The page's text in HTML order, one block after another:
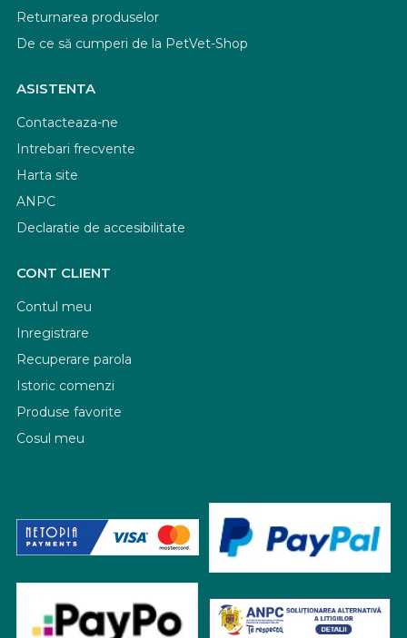
Returnarea produselor
De ce să cumperi de la PetVet-Shop
ASISTENTA
Contacteaza-ne
Intrebari frecvente
Harta site
ANPC
Declaratie de accesibilitate
CONT CLIENT
Contul meu
Inregistrare
Recuperare parola
Istoric comenzi
Produse favorite
Cosul meu